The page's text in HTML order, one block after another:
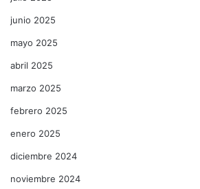
junio 2025
mayo 2025
abril 2025
marzo 2025
febrero 2025
enero 2025
diciembre 2024
noviembre 2024